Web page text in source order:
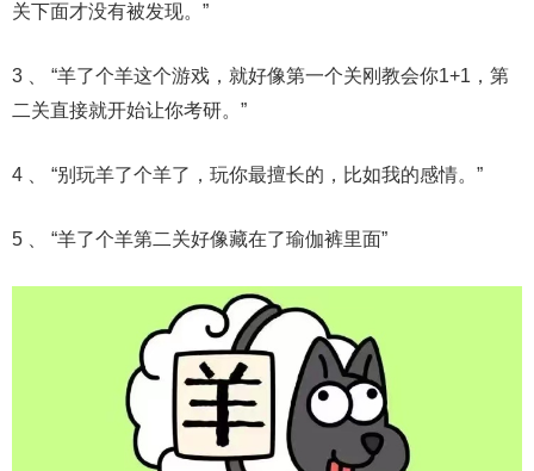
关下面才没有被发现。”
3 、 “羊了个羊这个游戏，就好像第一个关刚教会你1+1，第
二关直接就开始让你考研。”
4 、 “别玩羊了个羊了，玩你最擅长的，比如我的感情。”
5 、 “羊了个羊第二关好像藏在了瑜伽裤里面”